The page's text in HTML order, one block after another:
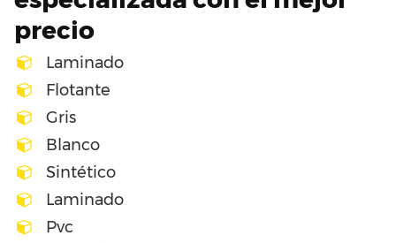
precio
Laminado
Flotante
Gris
Blanco
Sintético
Laminado
Pvc